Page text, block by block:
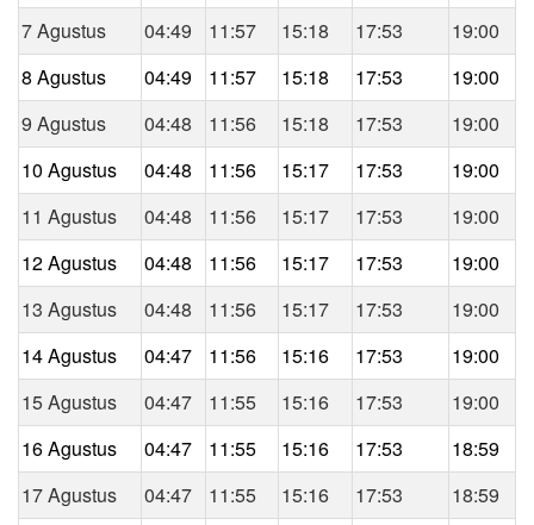
7 Agustus
04:49 11:57 15:18 17:53
19:00
8 Agustus
04:49 11:57 15:18 17:53
19:00
9 Agustus
04:48 11:56 15:18 17:53
19:00
10 Agustus
04:48 11:56 15:17 17:53
19:00
11 Agustus
04:48 11:56 15:17 17:53
19:00
12 Agustus
04:48 11:56 15:17 17:53
19:00
13 Agustus
04:48 11:56 15:17 17:53
19:00
14 Agustus
04:47 11:56 15:16 17:53
19:00
15 Agustus
04:47 11:55 15:16 17:53
19:00
16 Agustus
04:47 11:55 15:16 17:53
18:59
17 Agustus
04:47 11:55 15:16 17:53 18:59